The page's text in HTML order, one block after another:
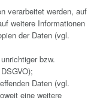
verarbeitet werden, auf
weitere Informationen
der Daten (vgl.
bzw.
Daten (vgl.
eine weitere